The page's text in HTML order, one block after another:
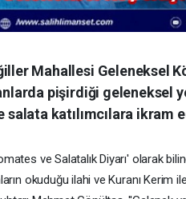
Mahallesi Geleneksel
pişirdiği geleneksel
salata katılımcılara ikram
ve Salatalık Diyarı' olarak
okuduğu ilahi ve Kuranı Kerim